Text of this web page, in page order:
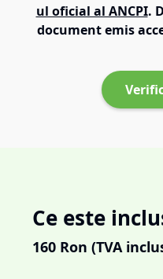
ul oficial al ANCPI.
document emis
Ce este
160 Ron (TVA